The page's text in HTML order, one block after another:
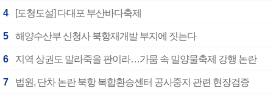
4 [도청도설] 다대포 부산바다축제
5 해양수산부 신청사 북항재개발 부지에 짓는다
6 지역 상권도 말라죽을 판이라…가뭄 속 밀양물축제 강행 논란
7 법원, 단차 논란 북항 복합환승센터 공사중지 관련 현장검증